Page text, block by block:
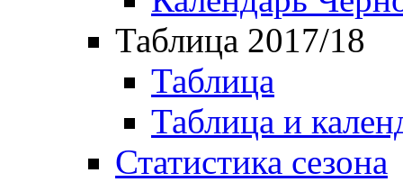
Таблица 2017/18
Таблица
Таблица и
Статистика сезона